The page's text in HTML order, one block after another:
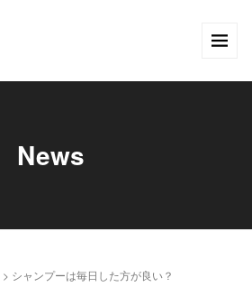
News
> シャンプーは毎日した方が良い？